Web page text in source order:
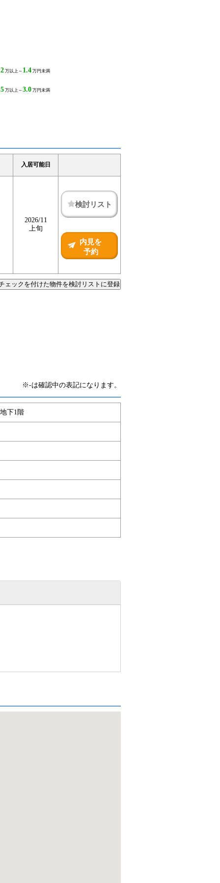
万以上～ 1.4 万円未満
万以上～ 3.0 万円未満
入居可能日
2026/11
上旬
検討リスト
内見を
予約
ェックを付けた物件を検討リストに登録
※-は確認中の表記になります。
下1階